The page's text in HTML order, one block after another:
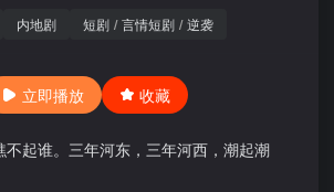
内地剧 短剧 / 言情短剧 / 逆袭
立即播放 收藏
不起谁。三年河东，三年河西，潮起潮